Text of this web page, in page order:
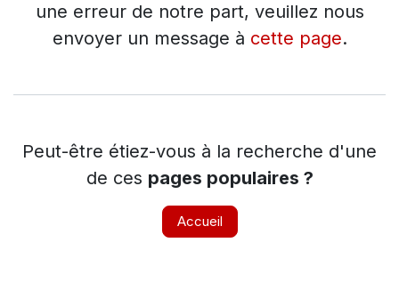
une erreur de notre part, veuillez nous
envoyer un message à cette page.
Peut-être étiez-vous à la recherche d'une
de ces pages populaires ?
Accueil